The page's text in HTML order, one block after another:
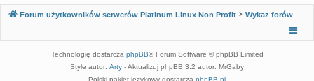
Forum użytkowników serwerów Platinum Linux Non Profit Wykaz forów
Technologię dostarcza phpBB® Forum Software © phpBB Limited
Style autor: Arty - Aktualizuj phpBB 3.2 autor: MrGaby
Polski pakiet językowy dostarcza phpBB.pl